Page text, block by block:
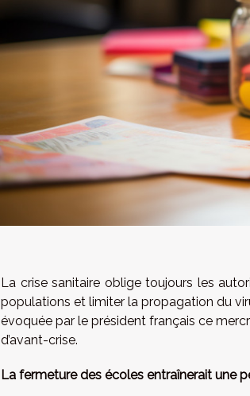
La crise sanitaire oblige toujours les
populations et limiter la propagation du
évoquée par le président français ce
d’avant-crise.
La fermeture des écoles entraînerait une